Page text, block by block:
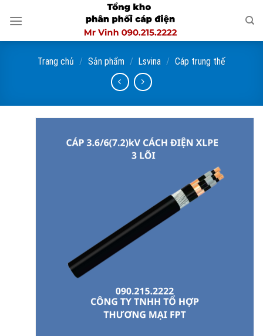
Trang chủ / Sản phẩm / Lsvina / Cáp trung thế